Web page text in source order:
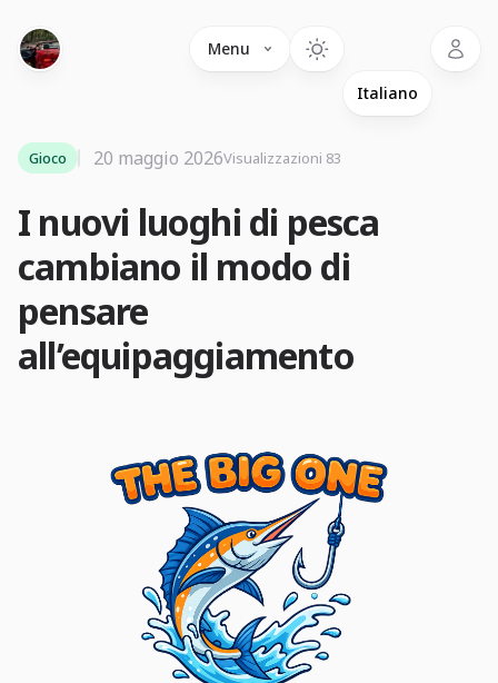
Menu
I nuovi luoghi di pesca
cambiano il modo di
pensare
all’equipaggiamento
Gioco 20 maggio 2026Visualizzazioni 83